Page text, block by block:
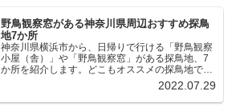
野鳥観察窓がある神奈川県周辺おすすめ探鳥
地7か所
神奈川県横浜市から、日帰りで行ける「野鳥観察
小屋（舎）」や「野鳥観察窓」がある探鳥地、7
か所を紹介します。どこもオススメの探鳥地で
す。実際に訪れてみると、野山にいる野鳥、海や
湖にいる野鳥それぞれ違う観察になりました。街
中にあり、電車で行ける...
2022.07.29